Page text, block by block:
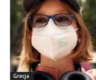
Grecja